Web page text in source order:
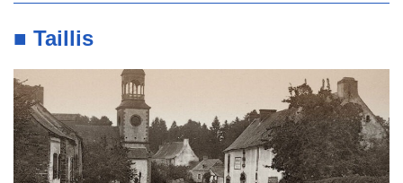
■ Taillis